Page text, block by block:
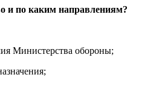
и по каким направлениям?
Министерства обороны;